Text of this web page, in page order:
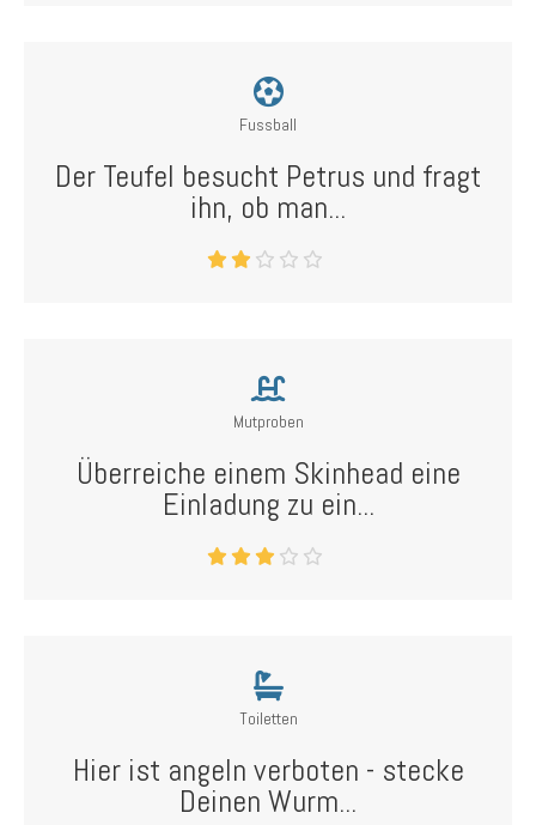
Fussball
Der Teufel besucht Petrus und fragt
ihn, ob man...
Mutproben
Überreiche einem Skinhead eine
Einladung zu ein...
Toiletten
Hier ist angeln verboten - stecke
Deinen Wurm...